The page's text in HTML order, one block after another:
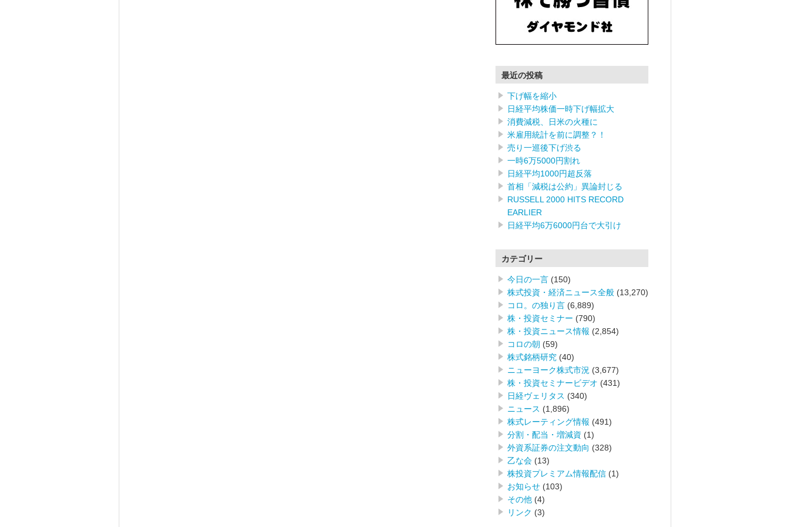
最近の投稿
下げ幅を縮小
日経平均株価一時下げ幅拡大
消費減税、日米の火種に
米雇用統計を前に調整？！
売り一巡後下げ渋る
一時6万5000円割れ
日経平均1000円超反落
首相「減税は公約」異論封じる
RUSSELL 2000 HITS RECORD
EARLIER
日経平均6万6000円台で大引け
カテゴリー
今日の一言 (150)
株式投資・経済ニュース全般 (13,270)
コロ。の独り言 (6,889)
株・投資セミナー (790)
株・投資ニュース情報 (2,854)
コロの朝 (59)
株式銘柄研究 (40)
ニューヨーク株式市況 (3,677)
株・投資セミナービデオ (431)
日経ヴェリタス (340)
ニュース (1,896)
株式レーティング情報 (491)
分割・配当・増減資 (1)
外資系証券の注文動向 (328)
乙な会 (13)
株投資プレミアム情報配信 (1)
お知らせ (103)
その他 (4)
リンク (3)